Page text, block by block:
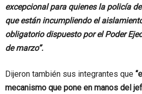
excepcional para quienes la policía
que están incumpliendo el
obligatorio dispuesto por el Poder
de marzo”.
Dijeron también sus integrantes que
mecanismo que pone en manos del